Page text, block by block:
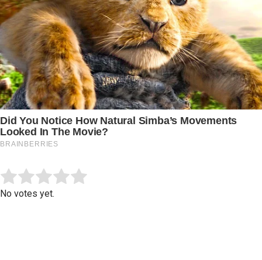
Rate this item:
No votes yet.